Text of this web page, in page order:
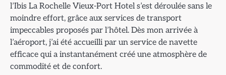
l’Ibis La Rochelle Vieux-Port Hotel s’est déroulée sans le
moindre effort, grâce aux services de transport
impeccables proposés par l’hôtel. Dès mon arrivée à
l’aéroport, j’ai été accueilli par un service de navette
efficace qui a instantanément créé une atmosphère de
commodité et de confort.